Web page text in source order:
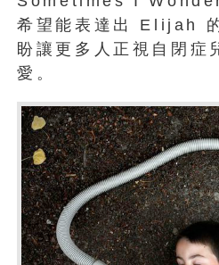
希望能表達出 Elijah
盼讓更多人正視自閉症
愛。